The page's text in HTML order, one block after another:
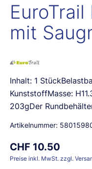
mit
Inhalt: 1
KunststoffMasse:
203gDer
Artikelnummer:
CHF 10.50
Preise inkl. MwSt. zzgl.